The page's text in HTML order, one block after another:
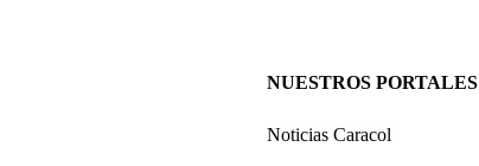
NUESTROS PORTALES
Noticias Caracol